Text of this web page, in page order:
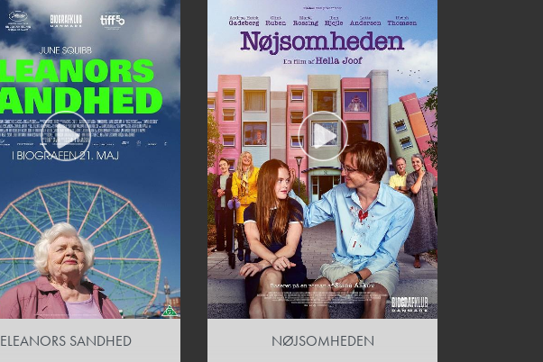
ELEANORS SANDHED NØJSOMHEDEN